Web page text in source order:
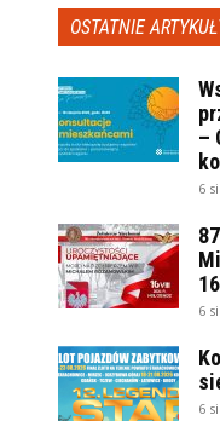
OSTATNIE
–
6
6
6